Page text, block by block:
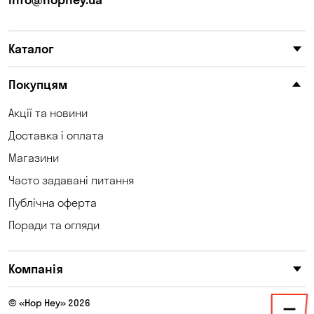
Котівка
Кошари
Крюківщина
Каталог
Покупцям
Акції та новини
Доставка і оплата
Магазини
Часто задавані питання
Публічна оферта
Поради та огляди
Компанія
© «Hop Hey» 2026